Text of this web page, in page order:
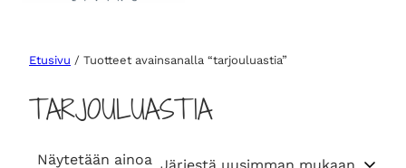
Etusivu / Tuotteet avainsanalla “tarjouluastia”
TARJOULUASTIA
Näytetään ainoa